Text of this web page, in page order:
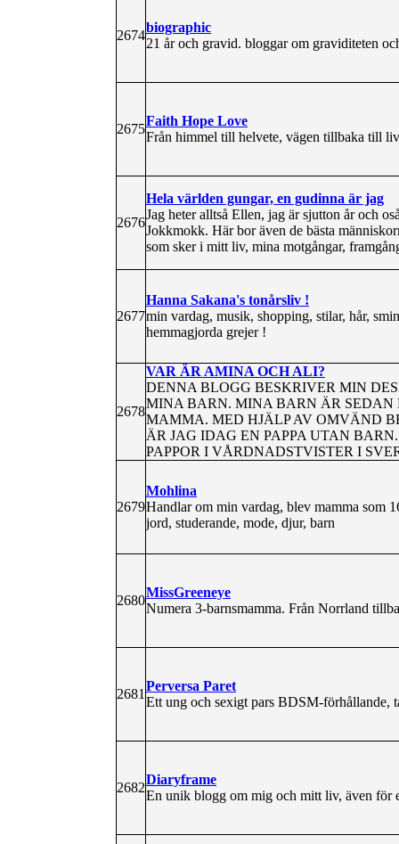
2674
biographic
21 år och gravid. bloggar om graviditeten
2675
Faith Hope Love
Från himmel till helvete, vägen tillbaka till
2676
Hela världen gungar, en gudinna är jag
Jag heter alltså Ellen, jag är sjutton år och
Jokkmokk. Här bor även de bästa
som sker i mitt liv, mina motgångar,
2677
Hanna Sakana's tonårsliv !
min vardag, musik, shopping, stilar, hår,
hemmagjorda grejer !
2678
VAR ÄR AMINA OCH ALI?
DENNA BLOGG BESKRIVER MIN
MINA BARN. MINA BARN ÄR SEDAN
MAMMA. MED HJÄLP AV OMVÄND
ÄR JAG IDAG EN PAPPA UTAN
PAPPOR I VÅRDNADSTVISTER I
2679
Mohlina
Handlar om min vardag, blev mamma som
jord, studerande, mode, djur, barn
2680
MissGreeneye
Numera 3-barnsmamma. Från Norrland
2681
Perversa Paret
Ett ung och sexigt pars BDSM-förhållande,
2682
Diaryframe
En unik blogg om mig och mitt liv, även för